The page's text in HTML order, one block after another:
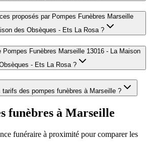
proposés par Pompes Funèbres Marseille
des Obsèques - Ets La Rosa?
Pompes Funèbres Marseille 13016 - La Maison
- Ets La Rosa?
des pompes funèbres à Marseille ?
funèbres à Marseille
funéraire à proximité pour comparer les